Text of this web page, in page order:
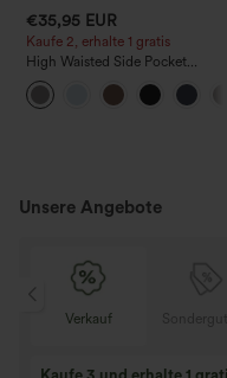
€35,95 EUR
Kaufe 2, erhalte 1 gratis
High Waisted Side Pocket
Straight Leg Work Pants
Unsere Angebote
Verkauf